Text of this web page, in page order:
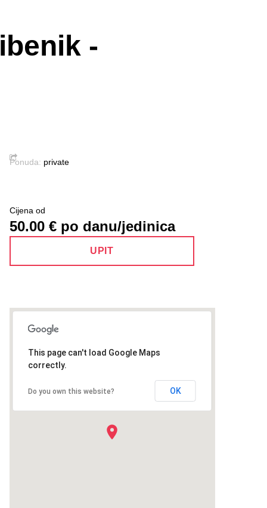
-
Ponuda: private
This page can't load Google Maps
correctly.
Do you own this website? OK
Cijena od
50.00 € po danu/jedinica
UPIT